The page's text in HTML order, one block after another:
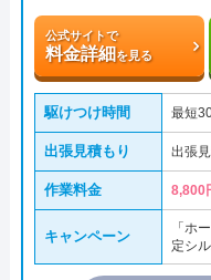
公式サイトで
料金詳細を見る
駆けつけ時間 最短
出張見積もり 出張
作業料金 8,800
キャンペーン
「ホ
定シ